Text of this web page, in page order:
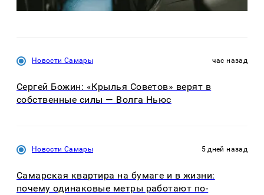
Новости Самары час назад
Сергей Божин: «Крылья Советов» верят в
собственные силы — Волга Ньюс
Новости Самары 5 дней назад
Самарская квартира на бумаге и в жизни:
почему одинаковые метры работают по-